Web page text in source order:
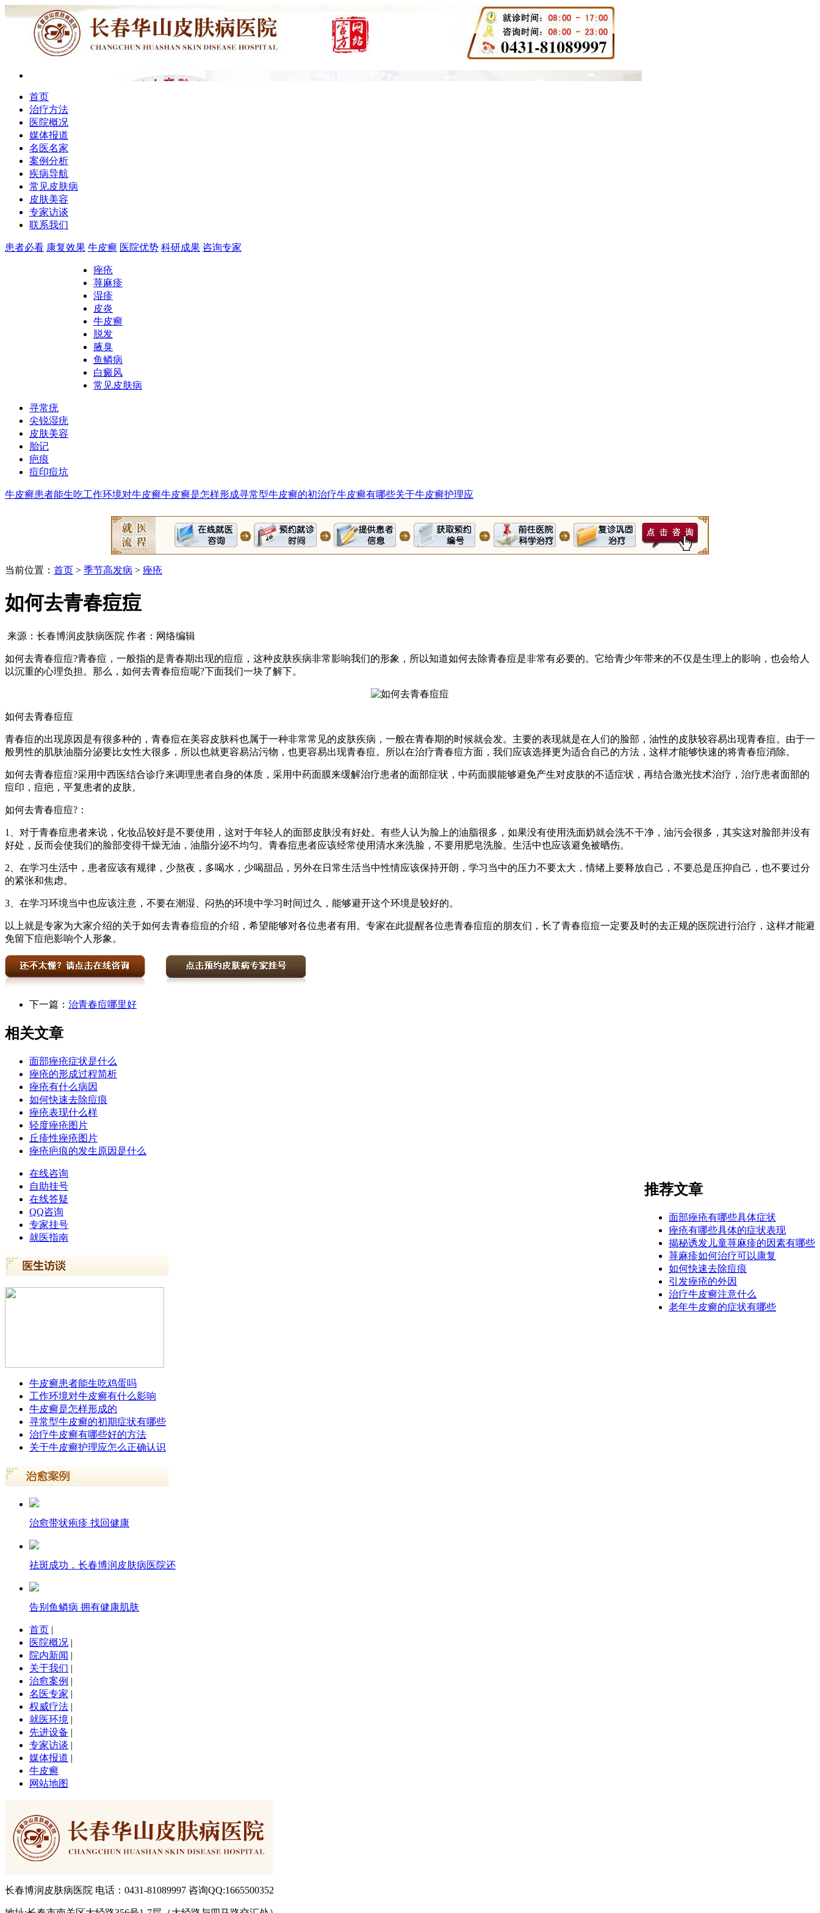
首页
治疗方法
医院概况
媒体报道
名医名家
案例分析
疾病导航
常见皮肤病
皮肤美容
专家访谈
联系我们
患者必看 康复效果 牛皮癣 医院优势 科研成果 咨询专家
痤疮
荨麻疹
湿疹
皮炎
牛皮癣
脱发
腋臭
鱼鳞病
白癜风
常见皮肤病
寻常疣
尖锐湿疣
皮肤美容
胎记
疤痕
痘印痘坑
牛皮癣患者能生吃工作环境对牛皮癣牛皮癣是怎样形成寻常型牛皮癣的初治疗牛皮癣有哪些关于牛皮癣护理应
当前位置： 首页 > 季节高发病 > 痤疮
如何去青春痘痘
来源：长春博润皮肤病医院 作者：网络编辑
如何去青春痘痘?青春痘，一般指的是青春期出现的痘痘，这种皮肤疾病非常影响我们的形象，所以知道如何去除青春痘是非常有必要的。它给青少年带来的不仅是生理上的影响，也会给人
以沉重的心理负担。那么，如何去青春痘痘呢?下面我们一块了解下。
如何去青春痘痘
青春痘的出现原因是有很多种的，青春痘在美容皮肤科也属于一种非常常见的皮肤疾病，一般在青春期的时候就会发。主要的表现就是在人们的脸部，油性的皮肤较容易出现青春痘。由于一
般男性的肌肤油脂分泌要比女性大很多，所以也就更容易沾污物，也更容易出现青春痘。所以在治疗青春痘方面，我们应该选择更为适合自己的方法，这样才能够快速的将青春痘消除。
如何去青春痘痘?采用中西医结合诊疗来调理患者自身的体质，采用中药面膜来缓解治疗患者的面部症状，中药面膜能够避免产生对皮肤的不适症状，再结合激光技术治疗，治疗患者面部的
痘印，痘疤，平复患者的皮肤。
如何去青春痘痘?：
1、对于青春痘患者来说，化妆品较好是不要使用，这对于年轻人的面部皮肤没有好处。有些人认为脸上的油脂很多，如果没有使用洗面奶就会洗不干净，油污会很多，其实这对脸部并没有
好处，反而会使我们的脸部变得干燥无油，油脂分泌不均匀。青春痘患者应该经常使用清水来洗脸，不要用肥皂洗脸。生活中也应该避免被晒伤。
2、在学习生活中，患者应该有规律，少熬夜，多喝水，少喝甜品，另外在日常生活当中性情应该保持开朗，学习当中的压力不要太大，情绪上要释放自己，不要总是压抑自己，也不要过分
的紧张和焦虑。
3、在学习环境当中也应该注意，不要在潮湿、闷热的环境中学习时间过久，能够避开这个环境是较好的。
以上就是专家为大家介绍的关于如何去青春痘痘的介绍，希望能够对各位患者有用。专家在此提醒各位患青春痘痘的朋友们，长了青春痘痘一定要及时的去正规的医院进行治疗，这样才能避
免留下痘疤影响个人形象。
下一篇： 治青春痘哪里好
相关文章
面部痤疮症状是什么
痤疮的形成过程简析
痤疮有什么病因
如何快速去除痘痕
痤疮表现什么样
轻度痤疮图片
丘疹性痤疮图片
痤疮疤痕的发生原因是什么
推荐文章
面部痤疮有哪些具体症状
痤疮有哪些具体的症状表现
揭秘诱发儿童荨麻疹的因素有哪些
荨麻疹如何治疗可以康复
如何快速去除痘痕
引发痤疮的外因
治疗牛皮癣注意什么
老年牛皮癣的症状有哪些
在线咨询
自助挂号
在线答疑
QQ咨询
专家挂号
就医指南
牛皮癣患者能生吃鸡蛋吗
工作环境对牛皮癣有什么影响
牛皮癣是怎样形成的
寻常型牛皮癣的初期症状有哪些
治疗牛皮癣有哪些好的方法
关于牛皮癣护理应怎么正确认识
治愈带状疱疹 找回健康
祛斑成功，长春博润皮肤病医院还
告别鱼鳞病 拥有健康肌肤
首页 |
医院概况 |
院内新闻 |
关于我们 |
治愈案例 |
名医专家 |
权威疗法 |
就医环境 |
先进设备 |
专家访谈 |
媒体报道 |
牛皮癣
网站地图
长春博润皮肤病医院 电话：0431-81089997 咨询QQ:1665500352